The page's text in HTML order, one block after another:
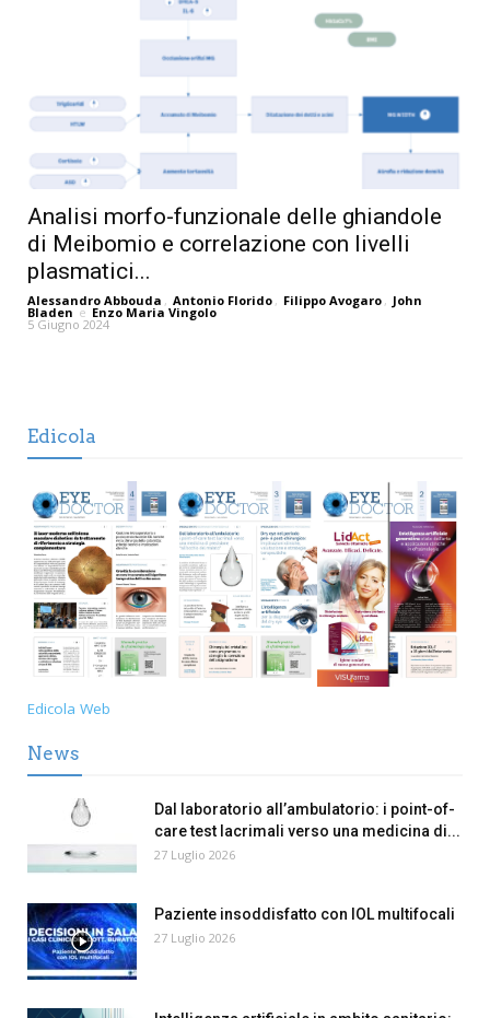
Analisi morfo-funzionale delle ghiandole
di Meibomio e correlazione con livelli
plasmatici...
Alessandro Abbouda , Antonio Florido , Filippo Avogaro , John
Bladen e Enzo Maria Vingolo
5 Giugno 2024
Edicola
Edicola Web
News
Dal laboratorio all’ambulatorio: i point-of-
care test lacrimali verso una medicina di...
27 Luglio 2026
Paziente insoddisfatto con IOL multifocali
27 Luglio 2026